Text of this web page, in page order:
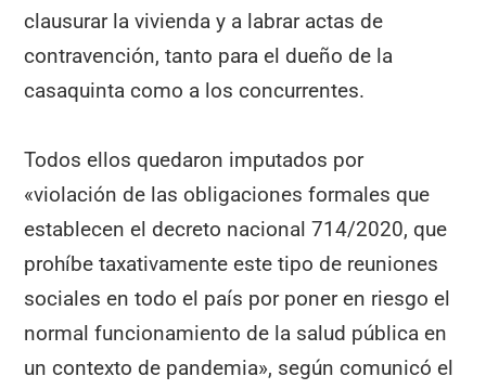
clausurar la vivienda y a labrar actas de
contravención, tanto para el dueño de la
casaquinta como a los concurrentes.
Todos ellos quedaron imputados por
«violación de las obligaciones formales que
establecen el decreto nacional 714/2020, que
prohíbe taxativamente este tipo de reuniones
sociales en todo el país por poner en riesgo el
normal funcionamiento de la salud pública en
un contexto de pandemia», según comunicó el